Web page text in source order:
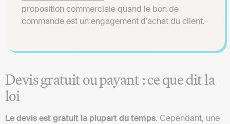
proposition commerciale quand le bon de
commande est un engagement d’achat du client.
Devis gratuit ou payant : ce que dit la
loi
Le devis est gratuit la plupart du temps. Cependant, une